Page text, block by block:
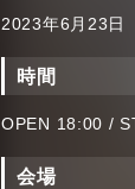
2023年6月23日
時間
OPEN 18:00 /
会場